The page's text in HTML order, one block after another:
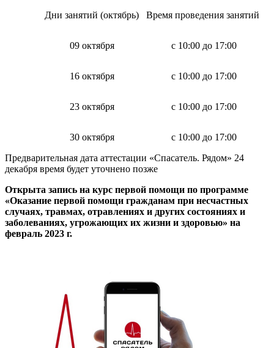
Дни занятий (октябрь) Время проведения занятий
09 октября с 10:00 до 17:00
16 октября с 10:00 до 17:00
23 октября с 10:00 до 17:00
30 октября
с 10:00 до 17:00
Предварительная дата аттестации «Спасатель. Рядом» 24
декабря время будет уточнено позже
Открыта запись на курс первой помощи по программе
«Оказание первой помощи гражданам при несчастных
случаях, травмах, отравлениях и других состояниях и
заболеваниях, угрожающих их жизни и здоровью» на
февраль 2023 г.